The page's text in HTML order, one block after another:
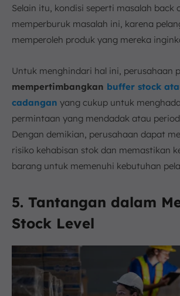
Selain itu, kondisi seperti masalah back
memperburuk masalah ini, karena
memperoleh produk yang mereka
Untuk menghindari hal ini, perusahaan
mempertimbangkan buffer stock
cadangan yang cukup untuk
permintaan yang mendadak atau
Dengan demikian, perusahaan dapat
risiko kehabisan stok dan memastikan
barang untuk memenuhi kebutuhan
5. Tantangan dalam
Stock Level